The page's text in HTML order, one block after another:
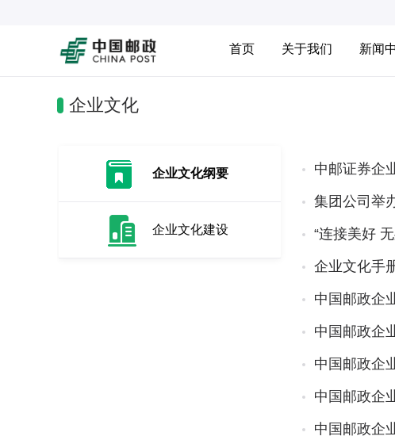
首页 关于我们 新闻
企业文化
企业文化纲要
企业文化建设
中邮证券企
集团公司举
“连接美好
企业文化手
中国邮政企
中国邮政企
中国邮政企
中国邮政企
中国邮政企